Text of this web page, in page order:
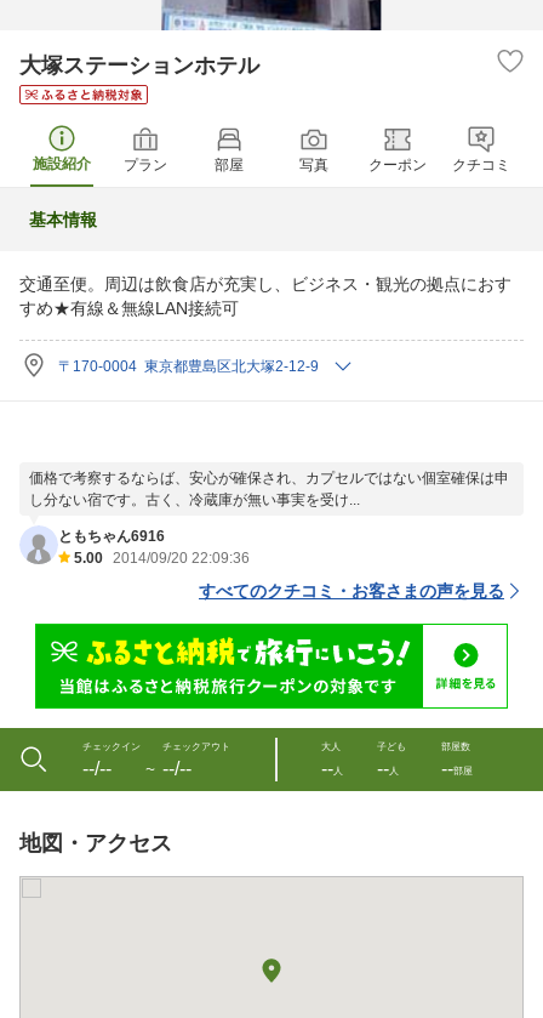
大塚ステーションホテル
施設紹介 プラン 部屋 写真 クーポン クチコミ
基本情報
交通至便。周辺は飲食店が充実し、ビジネス・観光の拠点におす
すめ★有線＆無線LAN接続可
〒170-0004 東京都豊島区北大塚2-12-9
価格で考察するならば、安心が確保され、カプセルではない個室確保は申
し分ない宿です。古く、冷蔵庫が無い事実を受け...
ともちゃん6916
5.00 2014/09/20 22:09:36
すべてのクチコミ・お客さまの声を見る
チェックイン
--/-- 〜
チェックアウト
--/--
大人
--人
子ども
--人
部屋数
--部屋
地図・アクセス